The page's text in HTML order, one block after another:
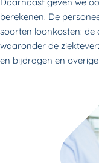
berekenen. De
soorten loonkosten: de
waaronder de
en bijdragen en